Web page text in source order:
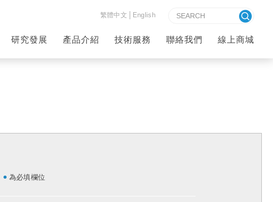
繁體中文 English
研究發展 產品介紹 技術服務 聯絡我們 線上商城
為必填欄位